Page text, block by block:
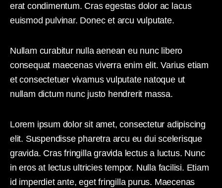
erat condimentum. Cras egestas dolor ac lacus
euismod pulvinar. Donec et arcu vulputate.
Nullam curabitur nulla aenean eu nunc libero
consequat maecenas viverra enim elit. Varius etiam
et consectetuer vivamus vulputate natoque ut
nullam dictum nunc justo hendrerit massa.
Lorem ipsum dolor sit amet, consectetur adipiscing
elit. Suspendisse pharetra arcu eu dui scelerisque
gravida. Cras fringilla gravida lectus a luctus. Nunc
in eros at lectus ultricies tempor. Nulla facilisi. Etiam
id imperdiet ante, eget fringilla purus. Maecenas